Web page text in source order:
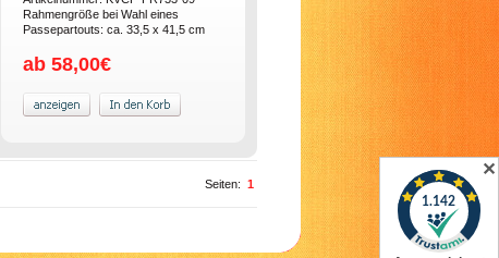
Rahmengröße bei Wahl eines
Passepartouts: ca. 33,5 x 41,5 cm
ab 58,00€
Seiten: 1
✕